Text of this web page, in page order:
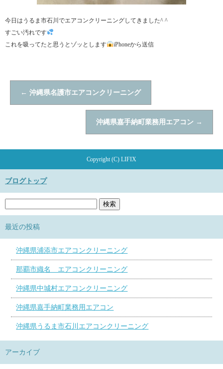
今日はうるま市石川でエアコンクリーニングしてきました^ ^
すごい汚れです
これを吸ってたと思うとゾッとします
iPhoneから送信
← 沖縄県名護市エアコンクリーニング
沖縄県嘉手納町業務用エアコン →
Copyright (C) LIFIX
ブログトップ
最近の投稿
沖縄県浦添市エアコンクリーニング
那覇市織名 エアコンクリーニング
沖縄県中城村エアコンクリーニング
沖縄県嘉手納町業務用エアコン
沖縄県うるま市石川エアコンクリーニング
アーカイブ